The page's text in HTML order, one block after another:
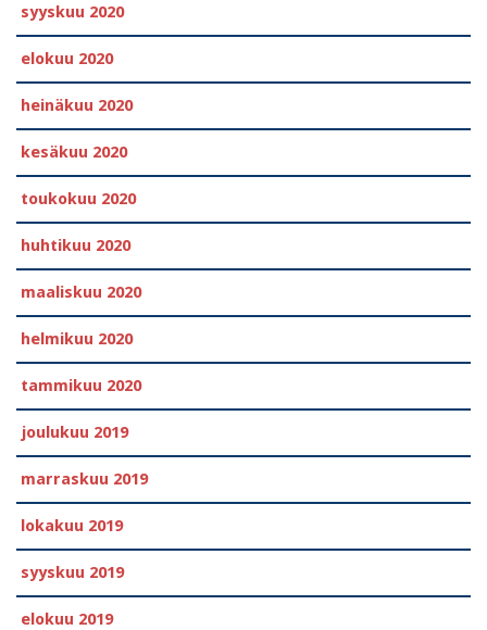
syyskuu 2020
elokuu 2020
heinäkuu 2020
kesäkuu 2020
toukokuu 2020
huhtikuu 2020
maaliskuu 2020
helmikuu 2020
tammikuu 2020
joulukuu 2019
marraskuu 2019
lokakuu 2019
syyskuu 2019
elokuu 2019